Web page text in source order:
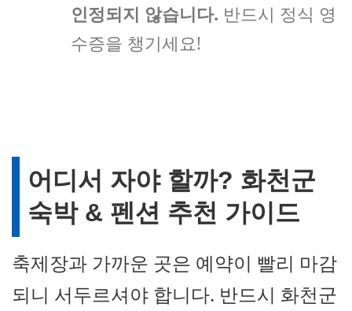
인정되지 않습니다. 반드시 정식 영
수증을 챙기세요!
어디서 자야 할까? 화천군
숙박 & 펜션 추천 가이드
축제장과 가까운 곳은 예약이 빨리 마감
되니 서두르셔야 합니다. 반드시 화천군